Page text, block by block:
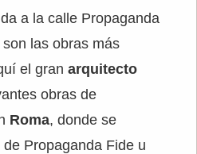
a la calle Propaganda
las obras más
el gran arquitecto
obras de
Roma, donde se
Propaganda Fide u